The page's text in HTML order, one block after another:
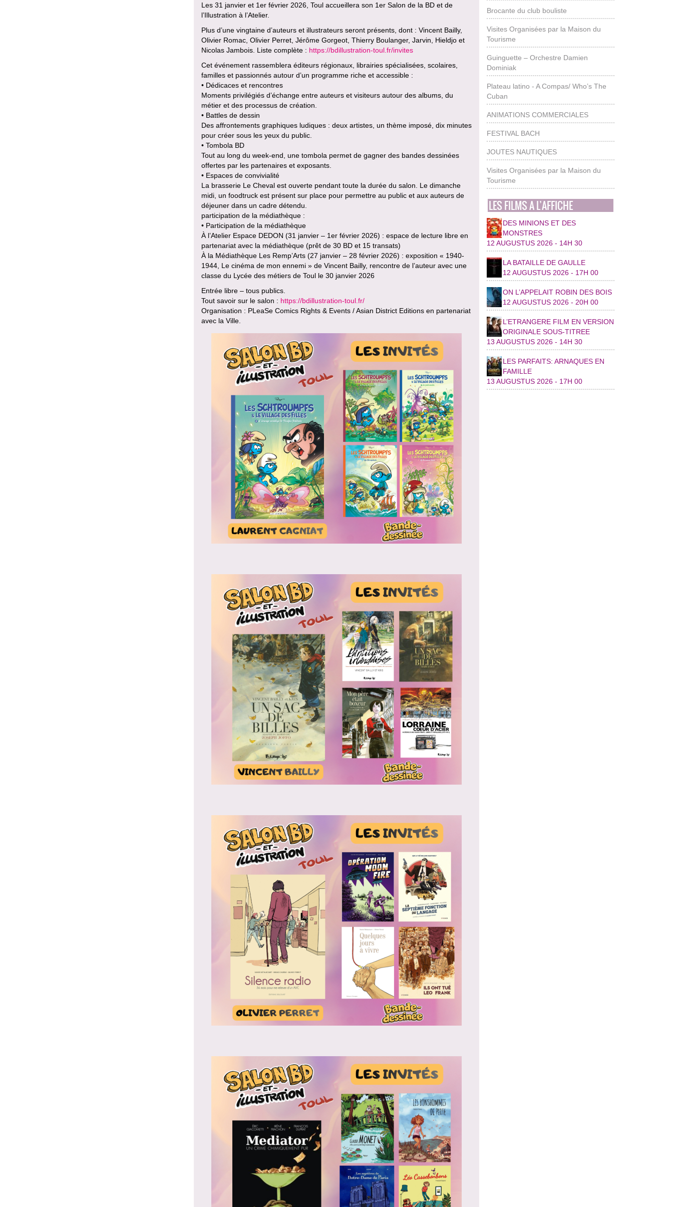
Les 31 janvier et 1er février 2026, Toul accueillera son 1er Salon de la BD et de
l’Illustration à l’Atelier.
Plus d’une vingtaine d’auteurs et illustrateurs seront présents, dont : Vincent Bailly,
Olivier Romac, Olivier Perret, Jérôme Gorgeot, Thierry Boulanger, Jarvin, Hieldjo et
Nicolas Jambois. Liste complète : https://bdillustration-toul.fr/invites
Cet événement rassemblera éditeurs régionaux, librairies spécialisées, scolaires,
familles et passionnés autour d’un programme riche et accessible :
• Dédicaces et rencontres
Moments privilégiés d’échange entre auteurs et visiteurs autour des albums, du
métier et des processus de création.
• Battles de dessin
Des affrontements graphiques ludiques : deux artistes, un thème imposé, dix minutes
pour créer sous les yeux du public.
• Tombola BD
Tout au long du week-end, une tombola permet de gagner des bandes dessinées
offertes par les partenaires et exposants.
• Espaces de convivialité
La brasserie Le Cheval est ouverte pendant toute la durée du salon. Le dimanche
midi, un foodtruck est présent sur place pour permettre au public et aux auteurs de
déjeuner dans un cadre détendu.
participation de la médiathèque :
• Participation de la médiathèque
À l’Atelier Espace DEDON (31 janvier – 1er février 2026) : espace de lecture libre en
partenariat avec la médiathèque (prêt de 30 BD et 15 transats)
À la Médiathèque Les Remp’Arts (27 janvier – 28 février 2026) : exposition « 1940-
1944, Le cinéma de mon ennemi » de Vincent Bailly, rencontre de l’auteur avec une
classe du Lycée des métiers de Toul le 30 janvier 2026
Entrée libre – tous publics.
Tout savoir sur le salon : https://bdillustration-toul.fr/
Organisation : PLeaSe Comics Rights & Events / Asian District Editions en partenariat
avec la Ville.
Brocante du club bouliste
Visites Organisées par la Maison du
Tourisme
Guinguette – Orchestre Damien
Dominiak
Plateau latino - A Compas/ Who’s The
Cuban
ANIMATIONS COMMERCIALES
FESTIVAL BACH
JOUTES NAUTIQUES
Visites Organisées par la Maison du
Tourisme
LES FILMS A L’AFFICHE
DES MINIONS ET DES
MONSTRES
12 AUGUSTUS 2026 - 14H 30
LA BATAILLE DE GAULLE
12 AUGUSTUS 2026 - 17H 00
ON L’APPELAIT ROBIN DES BOIS
12 AUGUSTUS 2026 - 20H 00
L’ETRANGERE FILM EN VERSION
ORIGINALE SOUS-TITREE
13 AUGUSTUS 2026 - 14H 30
LES PARFAITS: ARNAQUES EN
FAMILLE
13 AUGUSTUS 2026 - 17H 00